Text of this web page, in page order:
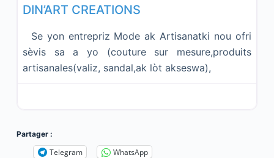
DIN’ART CREATIONS
Se yon entrepriz Mode ak Artisanatki nou ofri
sèvis sa a yo (couture sur mesure,produits
artisanales(valiz, sandal,ak lòt akseswa),
Partager :
Telegram WhatsApp